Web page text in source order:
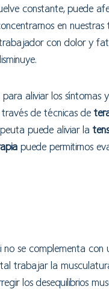
constante, puede
en nuestras
con dolor y
aliviar los síntomas
través de técnicas de
puede aliviar la
puede permitirnos
no se complementa con
trabajar la
los desequilibrios